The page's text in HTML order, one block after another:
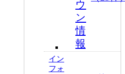
ウ
ン
情
報
イン
フォ